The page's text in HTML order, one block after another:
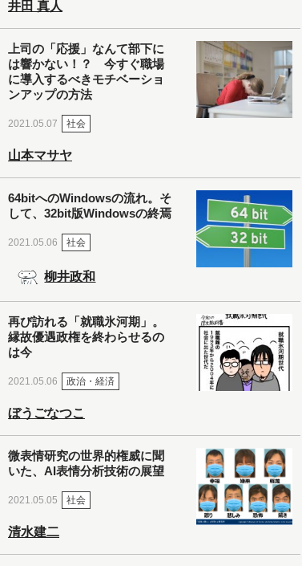
井田 真人
上司の「応援」なんて部下に
は響かない！？ 今すぐ職場
に導入するべきモチベーショ
ンアップの方法
2021.05.07 社会
山本マサヤ
64bitへのWindowsの流れ。そ
して、32bit版Windowsの終焉
2021.05.06 社会
柳井政和
再び訪れる「就職氷河期」。
縁故優遇政権を終わらせるの
は今
2021.05.06 政治・経済
ぼうごなつこ
微表情研究の世界的権威に聞
いた、AI表情分析技術の展望
2021.05.05 社会
清水建二